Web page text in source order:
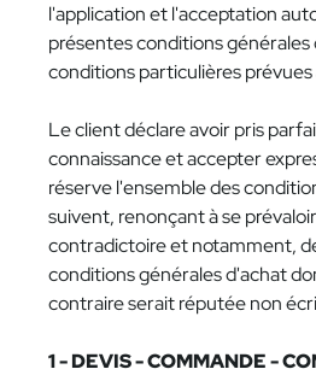
l'application et l'acceptation
présentes conditions
conditions particulières prévues
Le client déclare avoir pris
connaissance et accepter
réserve l'ensemble des
suivent, renonçant à se
contradictoire et notamment,
conditions générales d'achat
contraire serait réputée non
1 - DEVIS - COMMANDE -